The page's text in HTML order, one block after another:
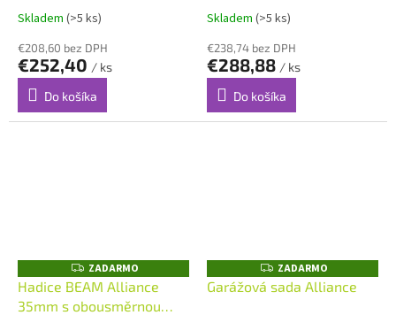
M
komunikací 9,0 m
Skladem (>5 ks)
€208,60 bez DPH
€252,40 / ks
Do košíka
M
komunikací 12,0 m
Skladem (>5 ks)
€238,74 bez DPH
€288,88 / ks
Do košíka
Z
A
D
A
ZADARMO
Hadice BEAM Alliance
35mm s obousměrnou
Z
A
D
ZADARMO
Garážová sada Alliance